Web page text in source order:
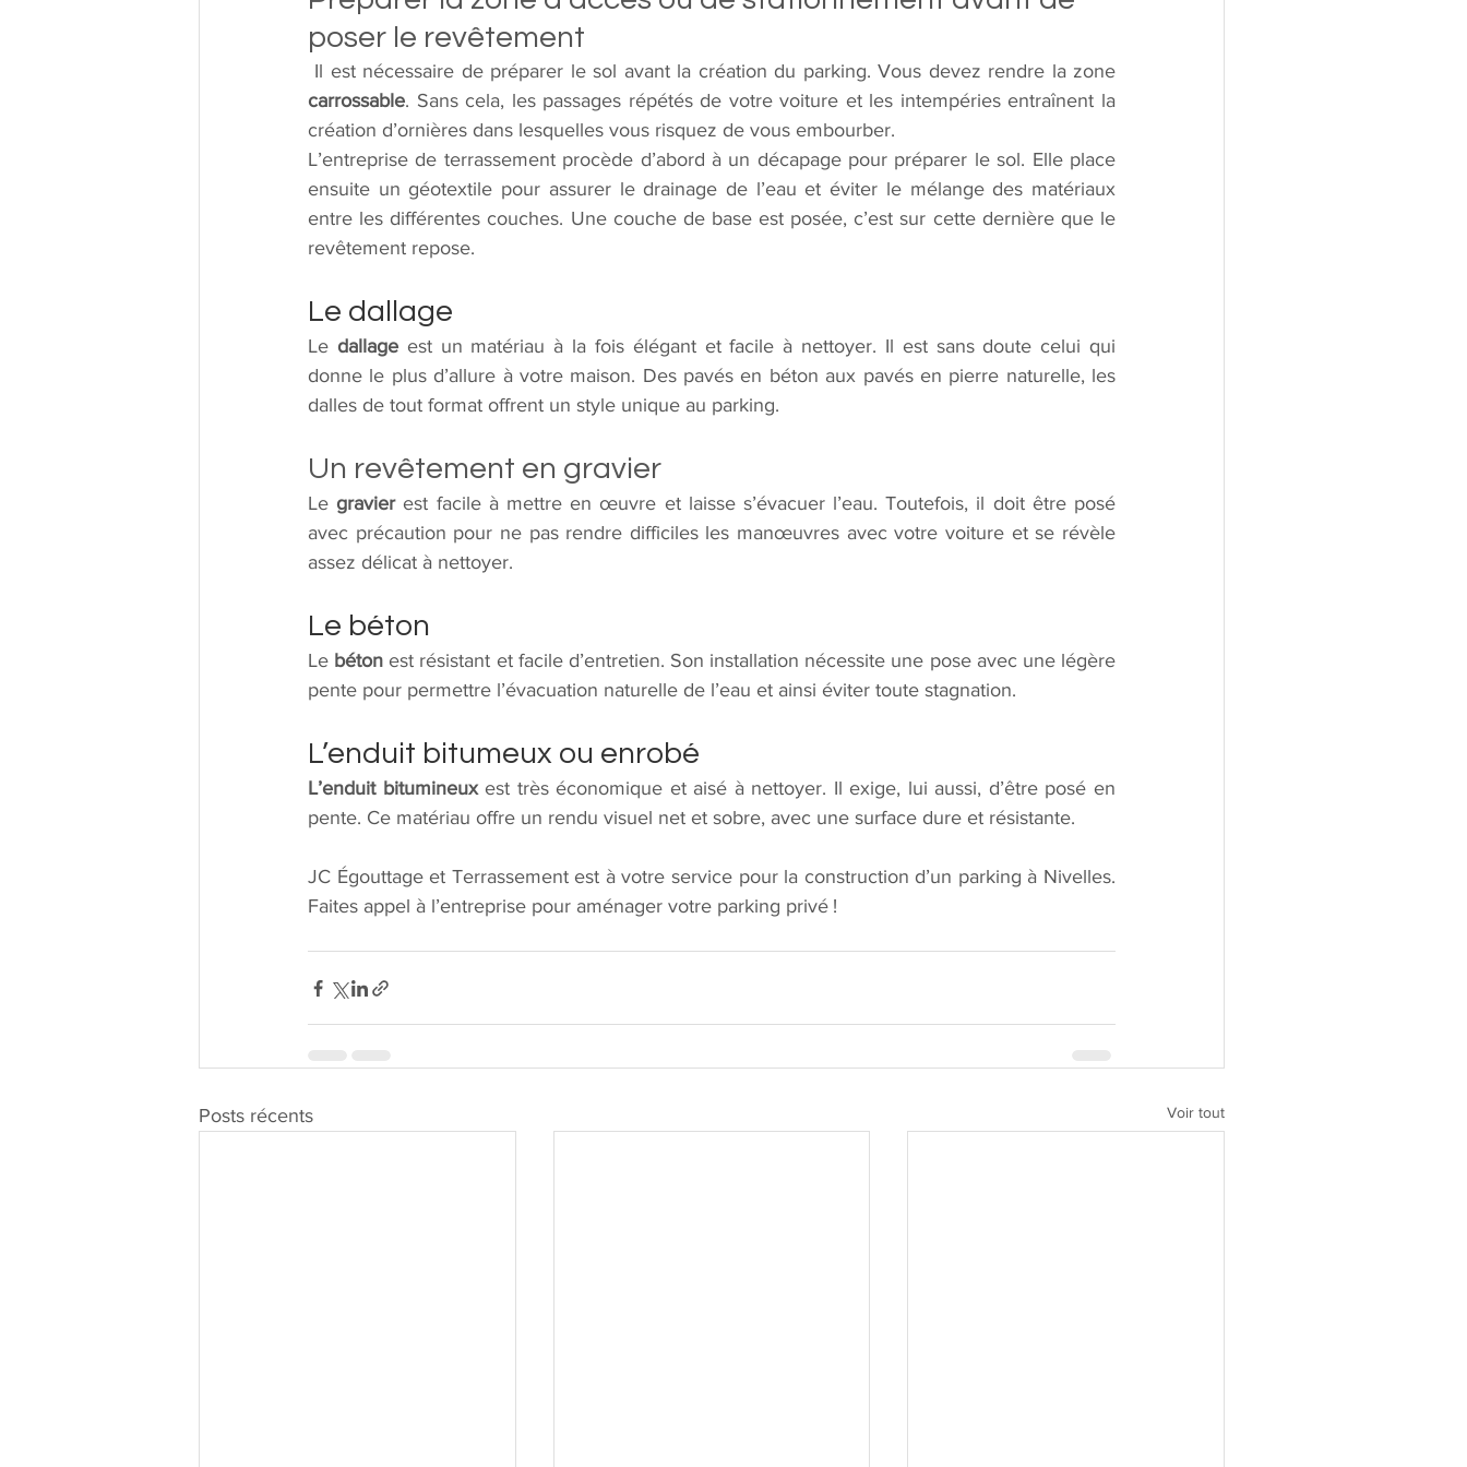
poser le revêtement
carrossable. Sans cela, les passages répétés de votre voiture et les intempéries entraînent la
création d’ornières dans lesquelles vous risquez de vous embourber.
L’entreprise de terrassement procède d’abord à un décapage pour préparer le sol. Elle place
ensuite un géotextile pour assurer le drainage de l’eau et éviter le mélange des matériaux
entre les différentes couches. Une couche de base est posée, c’est sur cette dernière que le
revêtement repose.
Le dallage
Le dallage est un matériau à la fois élégant et facile à nettoyer. Il est sans doute celui qui
donne le plus d’allure à votre maison. Des pavés en béton aux pavés en pierre naturelle, les
dalles de tout format offrent un style unique au parking.
Un revêtement en gravier
Le gravier est facile à mettre en œuvre et laisse s’évacuer l’eau. Toutefois, il doit être posé
avec précaution pour ne pas rendre difficiles les manœuvres avec votre voiture et se révèle
assez délicat à nettoyer.
Le béton
Le béton est résistant et facile d’entretien. Son installation nécessite une pose avec une légère
pente pour permettre l’évacuation naturelle de l’eau et ainsi éviter toute stagnation.
L’enduit bitumeux ou enrobé
L’enduit bitumineux est très économique et aisé à nettoyer. Il exige, lui aussi, d’être posé en
pente. Ce matériau offre un rendu visuel net et sobre, avec une surface dure et résistante.
JC Égouttage et Terrassement est à votre service pour la construction d’un parking à Nivelles.
Faites appel à l’entreprise pour aménager votre parking privé !
Posts récents Voir tout